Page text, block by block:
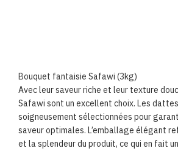
Bouquet fantaisie Safawi (3kg)
Avec leur saveur riche et leur texture
Safawi sont un excellent choix. Les
soigneusement sélectionnées pour
saveur optimales. L’emballage élégant
et la splendeur du produit, ce qui en fait